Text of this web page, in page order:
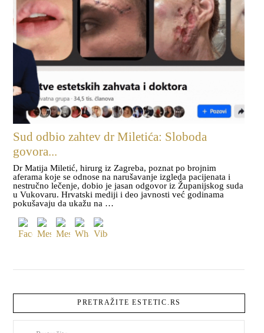
Sud odbio zahtev dr Miletića: Sloboda
govora...
Dr Matija Miletić, hirurg iz Zagreba, poznat po brojnim
aferama koje se odnose na narušavanje izgleda pacijenata i
nestručno lečenje, dobio je jasan odgovor iz Županijskog suda
u Vukovaru. Hrvatski mediji i deo javnosti već godinama
pokušavaju da ukažu na …
PRETRAŽITE ESTETIC.RS